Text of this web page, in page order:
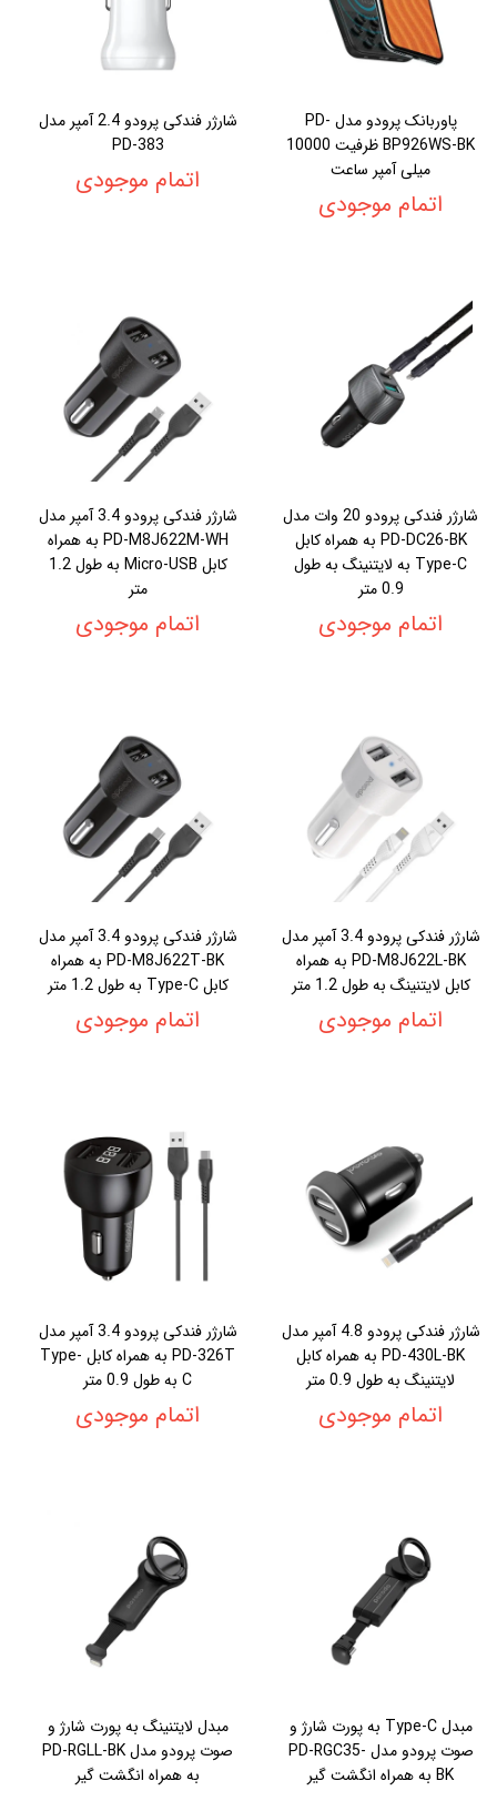
پاوربانک پرودو مدل PD-
BP926WS-BK ظرفیت 10000
میلی آمپر ساعت
اتمام موجودی
شارژر فندکی پرودو 2.4 آمپر مدل
PD-383
اتمام موجودی
شارژر فندکی پرودو 20 وات مدل
PD-DC26-BK به همراه کابل
Type-C به لایتنینگ به طول
0.9 متر
اتمام موجودی
شارژر فندکی پرودو 3.4 آمپر مدل
PD-M8J622M-WH به همراه
کابل Micro-USB به طول 1.2
متر
اتمام موجودی
شارژر فندکی پرودو 3.4 آمپر مدل
PD-M8J622L-BK به همراه
کابل لایتنینگ به طول 1.2 متر
اتمام موجودی
شارژر فندکی پرودو 3.4 آمپر مدل
PD-M8J622T-BK به همراه
کابل Type-C به طول 1.2 متر
اتمام موجودی
شارژر فندکی پرودو 4.8 آمپر مدل
PD-430L-BK به همراه کابل
لایتنینگ به طول 0.9 متر
اتمام موجودی
شارژر فندکی پرودو 3.4 آمپر مدل
PD-326T به همراه کابل Type-
C به طول 0.9 متر
اتمام موجودی
مبدل Type-C به پورت شارژ و
صوت پرودو مدل PD-RGC35-
BK به همراه انگشت گیر
مبدل لایتنینگ به پورت شارژ و
صوت پرودو مدل PD-RGLL-BK
به همراه انگشت گیر